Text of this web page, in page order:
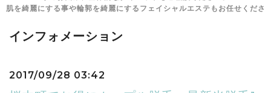
肌を綺麗にする事や輪郭を綺麗にするフェイシャルエステもお任せくださ
インフォメーション
2017/09/28 03:42